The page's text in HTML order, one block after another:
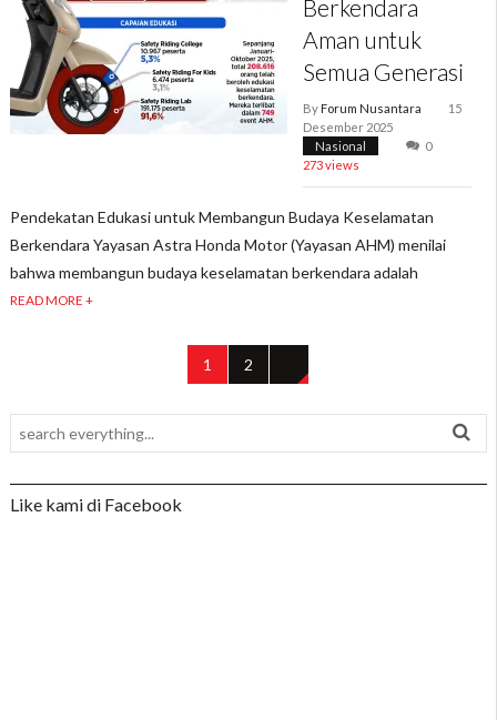
Berkendara
Aman untuk
Semua Generasi
ByForum Nusantara
15
Desember 2025
Nasional
0
273 views
Pendekatan Edukasi untuk Membangun Budaya Keselamatan
Berkendara Yayasan Astra Honda Motor (Yayasan AHM) menilai
bahwa membangun budaya keselamatan berkendara adalah
READ MORE +
1 2
Like kami di Facebook